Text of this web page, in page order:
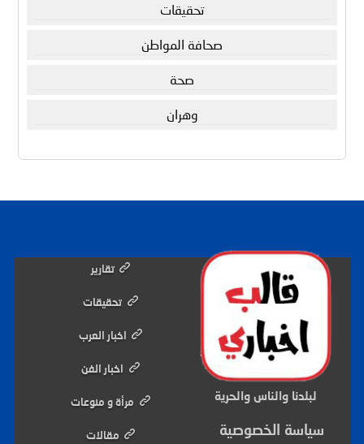
تحقيقات
صحافة المواطن
صحة
وهران
لبلدنا والناس والحرية
سياسة الخصوصية
تقارير
تحقيقات
اخبار العرب
اخبار الفن
مرأة و منوعات
مقالات